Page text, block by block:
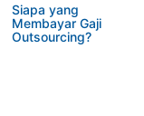
Siapa yang
Membayar Gaji
Outsourcing?